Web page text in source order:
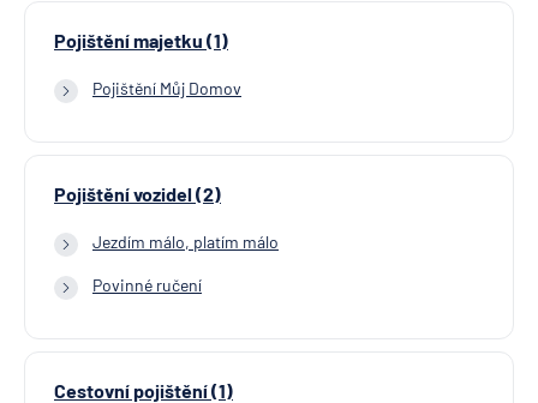
Pojištění majetku (1)
Pojištění Můj Domov
Pojištění vozidel (2)
Jezdím málo, platím málo
Povinné ručení
Cestovní pojištění (1)